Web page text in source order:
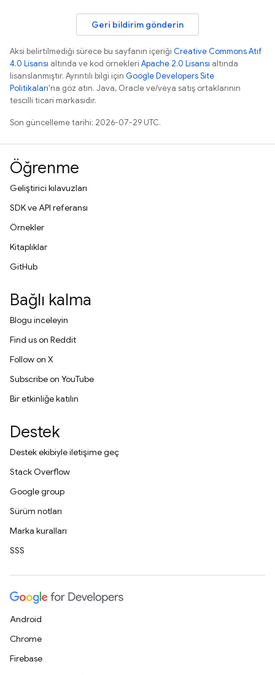
Geri bildirim gönderin
Aksi belirtilmediği sürece bu sayfanın içeriği Creative Commons Atıf
4.0 Lisansı altında ve kod örnekleri Apache 2.0 Lisansı altında
lisanslanmıştır. Ayrıntılı bilgi için Google Developers Site
Politikaları'na göz atın. Java, Oracle ve/veya satış ortaklarının
tescilli ticari markasıdır.
Son güncelleme tarihi: 2026-07-29 UTC.
Öğrenme
Geliştirici kılavuzları
SDK ve API referansı
Örnekler
Kitaplıklar
GitHub
Bağlı kalma
Blogu inceleyin
Find us on Reddit
Follow on X
Subscribe on YouTube
Bir etkinliğe katılın
Destek
Destek ekibiyle iletişime geç
Stack Overflow
Google group
Sürüm notları
Marka kuralları
SSS
Android
Chrome
Firebase